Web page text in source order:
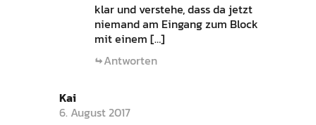
klar und verstehe, dass da jetzt
niemand am Eingang zum Block
mit einem […]
Antworten
Kai
6. August 2017